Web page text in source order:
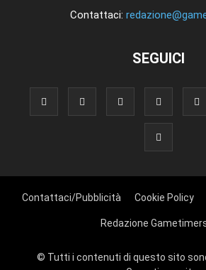
Contattaci:
SEGUICI
Contattaci/Pubblicità Cookie Policy
Redazione
© Tutti i contenuti di questo sito